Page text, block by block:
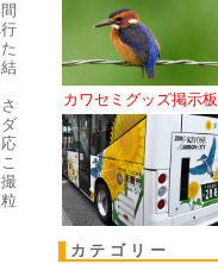
カワセミグッズ掲示板
カテゴリー